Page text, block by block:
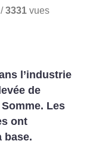
/3331 vues
l’industrie
de
Les
ont
base.